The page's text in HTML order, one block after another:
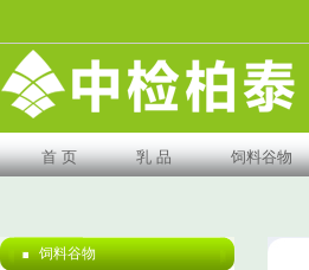
首 页 乳 品 饲料谷物
饲料谷物